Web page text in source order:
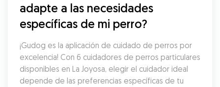
adapte a las necesidades
específicas de mi perro?
¡Gudog es la aplicación de cuidado de perros por
excelencia! Con 6 cuidadores de perros particulares
disponibles en La Joyosa, elegir el cuidador ideal
depende de las preferencias específicas de tu